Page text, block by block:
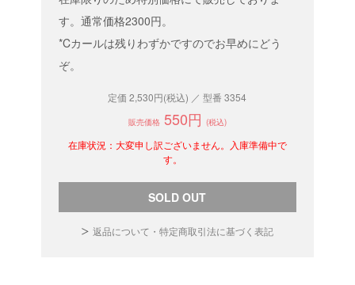
す。通常価格2300円。
*Cカールは残りわずかですのでお早めにどう
ぞ。
定価 2,530円(税込) ／ 型番 3354
販売価格 550円 (税込)
在庫状況：大変申し訳ございません。入庫準備中で
す。
SOLD OUT
返品について・特定商取引法に基づく表記